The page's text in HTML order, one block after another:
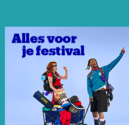
E
S
T
I
N
O
R
M